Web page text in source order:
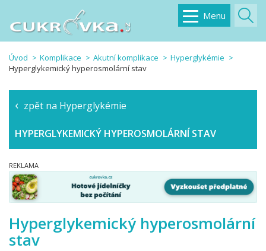
Menu
Úvod Komplikace Akutní komplikace
Hyperglykémie
Hyperglykemický hyperosmolární stav
zpět na Hyperglykémie
HYPERGLYKEMICKÝ HYPEROSMOLÁRNÍ STAV
Hyperglykemický hyperosmolární
stav